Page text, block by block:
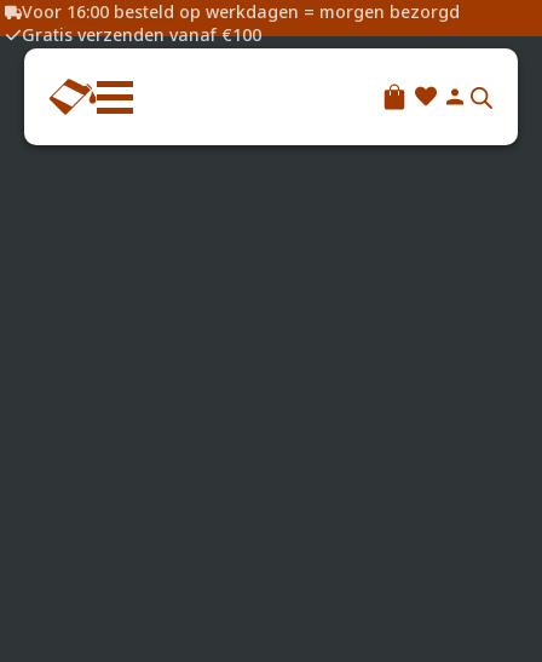
Voor 16:00 besteld op werkdagen = morgen bezorgd
Gratis verzenden vanaf €100